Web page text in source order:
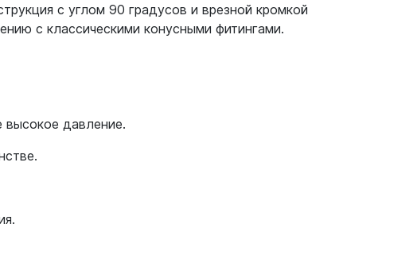
с углом 90 градусов и врезной кромкой
с классическими конусными фитингами.
давление.